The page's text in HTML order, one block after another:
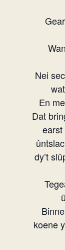
Nei
En
Dat
dy’t
koene